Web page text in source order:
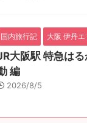
国内旅行記 大阪 伊丹エ
大阪駅 特急は
編
2026/8/5